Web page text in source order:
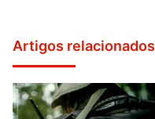
Artigos relacionados